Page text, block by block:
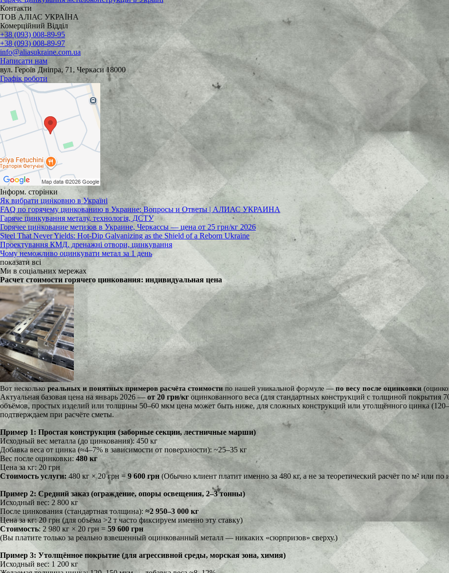
Контакти
ТОВ АЛІАС УКРАЇНА
Комерційний Відділ
+38 (093) 008-89-95
+38 (093) 008-89-97
info@aliasukraine.com.ua
Написати нам
вул. Героїв Дніпра, 71, Черкаси 18000
Графік роботи
Інформ. сторінки
Як вибрати цинковню в Україні
FAQ по горячему цинкованию в Украине: Вопросы и Ответы | АЛИАС УКРАИНА
Гаряче цинкування металу, технологія, ДСТУ
Горячее цинкование метизов в Украине, Черкассы — цена от 25 грн/кг 2026
Steel That Never Yields: Hot-Dip Galvanizing as the Shield of a Reborn Ukraine
Проектування КМД, дренажні отвори, цинкування
Чому неможливо оцинкувати метал за 1 день
показати всі
Ми в соціальних мережах
Расчет стоимости горячего цинкования: индивидуальная цена
Вот несколько реальных и понятных примеров расчёта стоимости по нашей уникальной формуле —по весу после оцинковки
Актуальная базовая цена на январь 2026 —от 20 грн/кг оцинкованного веса (для стандартных конструкций с толщиной
объёмов, простых изделий или толщины 50–60 мкм цена может быть ниже, для сложных конструкций или утолщённого цинка
подтверждаем при расчёте сметы.
Пример 1: Простая конструкция (заборные секции, лестничные марши)
Исходный вес металла (до цинкования): 450 кг
Добавка веса от цинка (≈4–7% в зависимости от поверхности): ~25–35 кг
Вес после оцинковки: 480 кг
Цена за кг: 20 грн
Стоимость услуги: 480 кг × 20 грн = 9 600 грн (Обычно клиент платит именно за 480 кг, а не за теоретический расчёт по м² или по
Пример 2: Средний заказ (ограждение, опоры освещения, 2–3 тонны)
Исходный вес: 2 800 кг
После цинкования (стандартная толщина): ≈2 950–3 000 кг
Цена за кг: 20 грн (для объёма >2 т часто фиксируем именно эту ставку)
Стоимость: 2 980 кг × 20 грн = 59 600 грн
(Вы платите только за реально взвешенный оцинкованный металл — никаких «сюрпризов» сверху.)
Пример 3: Утолщённое покрытие (для агрессивной среды, морская зона, химия)
Исходный вес: 1 200 кг